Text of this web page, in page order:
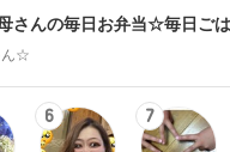
さんの毎日お弁当☆毎日ご
ん☆
6 7